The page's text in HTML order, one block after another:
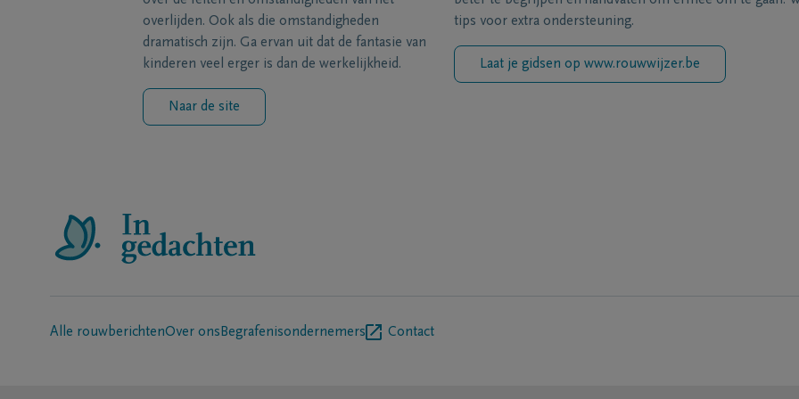
overlijden. Ook als die omstandigheden
dramatisch zijn. Ga ervan uit dat de fantasie van
kinderen veel erger is dan de werkelijkheid.
Naar de site
tips voor extra ondersteuning.
Laat je gidsen op www.rouwwijzer.be
Alle rouwberichtenOver ons Begrafenisondernemers Contact